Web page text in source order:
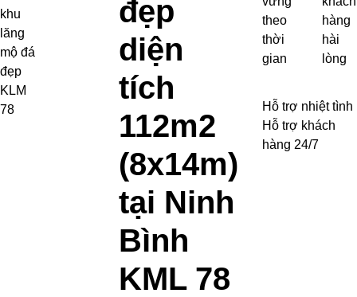
đẹp
diện
tích
112m2
(8x14m)
tại Ninh
Bình
KML 78
theo
thời
gian
hàng
hài
lòng
Hỗ trợ nhiệt tình
Hỗ trợ khách
hàng 24/7